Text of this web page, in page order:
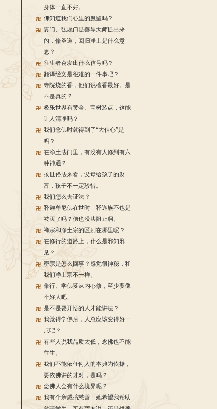
身体一直不好。
佛知道我们心里的愿望吗？
要门、弘愿门是善导大师提出来
的，修圣道，回归净土是什么意
思？
往生者会发出什么信号吗？
翻译经文是很难的一件事吧？
寺院烧的香，他们说檀香最好。是
不是真的？
极乐世界有黄金、宝树装点，这能
让人清净吗？
我们念佛时就得到了“大信心”是
吗？
在净土法门里，有没有人修到有六
种神通？
按世俗法来看，父母给孩子的财
富，孩子不一定珍惜。
我们怎么去证法？
释迦牟尼佛在世时，释迦族不也是
被灭了吗？佛也没法阻止啊。
禅宗和净土宗的区别在哪里呢？
在修行的道路上，什么是邪知邪
见？
密宗是怎么回事？感觉很神秘，和
我们净土宗不一样。
修行、学佛要从内心修，至少要像
个好人吧。
是不是要开悟的人才能讲法？
我觉得学佛后，人总应该变得好一
点吧？
有些人说我品质太低，念佛也不能
往生。
我们不能依任何人的本典为依据，
要依佛讲的才对，是吗？
念佛人会有什么境界呢？
我有个亲戚搞慈善，她希望我帮助